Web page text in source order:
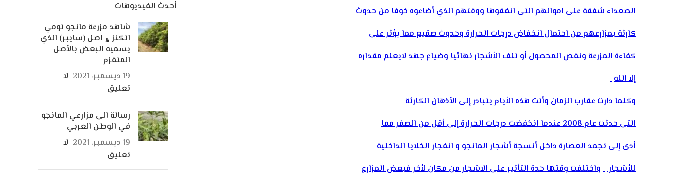
الصعداء شفقة على اموالهم التى انفقوها ووقتهم الذي أضاعوه خوفا من حدوث
كارثة بمزارعهم من احتمال انخفاض درجات الحرارة وحدوث صقيع مما يؤثر على
كفاءة المزرعة ونقص المحصول أو تلف الأشجار نهائيا وضياع جهد لايعلم مقداره
إلا الله
وكلما دارت عقارب الزمان وأتت هذه الأيام يتبادر إلى الأذهان الكارثة
التى حدثت عام 2008 عندما انخفضت درجات الحرارة إلى أقل من الصفر مما
أدى إلى تجمد العصارة داخل أنسجة أشجار المانجو و انفجار الخلايا الداخلية
للأشجار واختلفت وقتها حدة التأثير على الاشجار من مكان لأخر فبعض المزارع
أحدث الفيديوهات
شاهد مزرعة مانجو تومي
اتكنز ؏ اصل (سايبر) الذي
يسميه البعض بالأصل
المتقزم
19 ديسمبر، 2021
لا
تعليق
رسالة الى مزارعي المانجو
في الوطن العربي
19 ديسمبر، 2021
لا
تعليق